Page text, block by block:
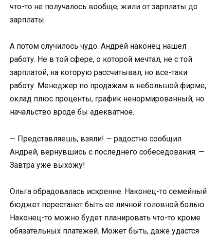
что-то не получалось вообще, жили от зарплаты до
зарплаты.
А потом случилось чудо. Андрей наконец нашел
работу. Не в той сфере, о которой мечтал, не с той
зарплатой, на которую рассчитывал, но все-таки
работу. Менеджер по продажам в небольшой фирме,
оклад плюс проценты, график ненормированный, но
начальство вроде бы адекватное.
— Представляешь, взяли! — радостно сообщил
Андрей, вернувшись с последнего собеседования. —
Завтра уже выхожу!
Ольга обрадовалась искренне. Наконец-то семейный
бюджет перестанет быть ее личной головной болью.
Наконец-то можно будет планировать что-то кроме
обязательных платежей. Может быть, даже удастся